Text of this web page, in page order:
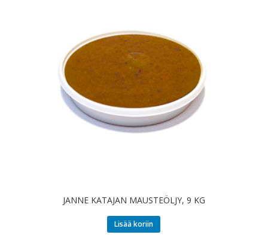
JANNE KATAJAN MAUSTEÖLJY, 9 KG
Lisää koriin